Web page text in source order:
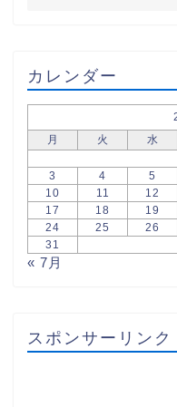
カレンダー
月
火 水
3
4 5
10
11 12
17
18 19
24
25 26
31
« 7月
スポンサーリンク